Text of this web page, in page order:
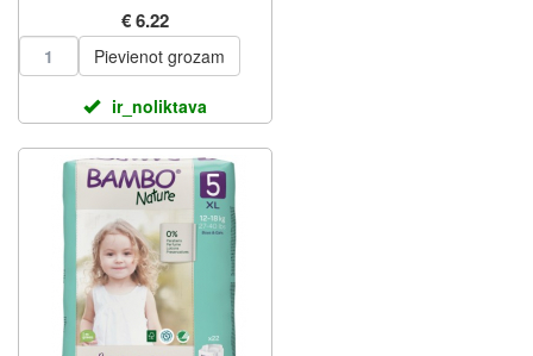
€ 6.22
Pievienot grozam
ir_noliktava